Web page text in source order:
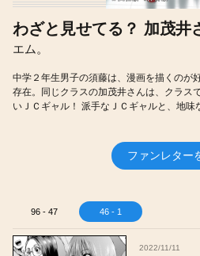
わざと見せてる？ 加茂井
エム。
中学２年生男子の須藤は、漫画を描くのが
存在。同じクラスの加茂井さんは、クラス
いＪＣギャル！ 派手なＪＣギャルと、地味
ファンレター
96 - 47 46 - 1
2022/11/11